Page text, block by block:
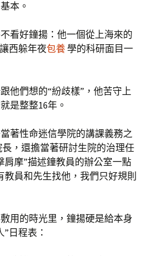
本。
看好鐘揚：他一個從上海來的
西躲年夜包養學的科研面目一
他們想的“紛歧樣”，他苦守上
是整整16年。
著性命迷信學院的講課義務之
長，還擔當著研討生院的治理任
肩摩”描述鐘教員的辦公室一點
員和先生找他，我們只好規則
用的時光里，鐘揚硬是給本身
日程表：